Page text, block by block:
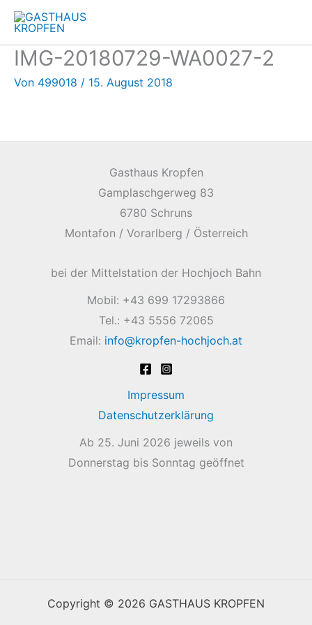
Zum
Inhalt
springen
IMG-20180729-WA0027-2
Von 499018 / 15. August 2018
Gasthaus Kropfen
Gamplaschgerweg 83
6780 Schruns
Montafon / Vorarlberg / Österreich
bei der Mittelstation der Hochjoch Bahn
Mobil: +43 699 17293866
Tel.: +43 5556 72065
Email: info@kropfen-hochjoch.at
Impressum
Datenschutzerklärung
Ab 25. Juni 2026 jeweils von
Donnerstag bis Sonntag geöffnet
Copyright © 2026 GASTHAUS KROPFEN